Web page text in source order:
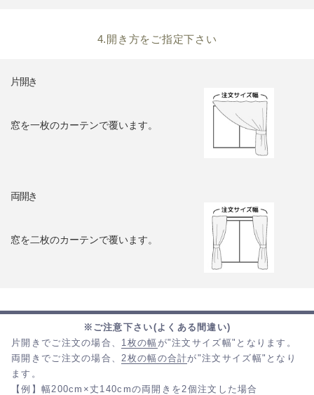
4.開き方をご指定下さい
片開き
窓を一枚のカーテンで覆います。
両開き
窓を二枚のカーテンで覆います。
※ご注意下さい(よくある間違い)
片開きでご注文の場合、 1枚の幅 が"注文サイズ幅"となります。
両開きでご注文の場合、 2枚の幅の合計が"注文サイズ幅"となり
ます。
【例】幅200cm×丈140cmの両開きを2個注文した場合